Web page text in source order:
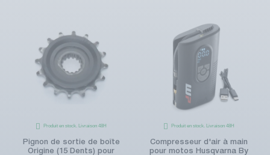
Produit en stock. Livraison 48H
Pignon de sortie de boîte
Origine (15 Dents) pour
Produit en stock. Livraison 48H
Compresseur d'air à main
pour motos Husqvarna By